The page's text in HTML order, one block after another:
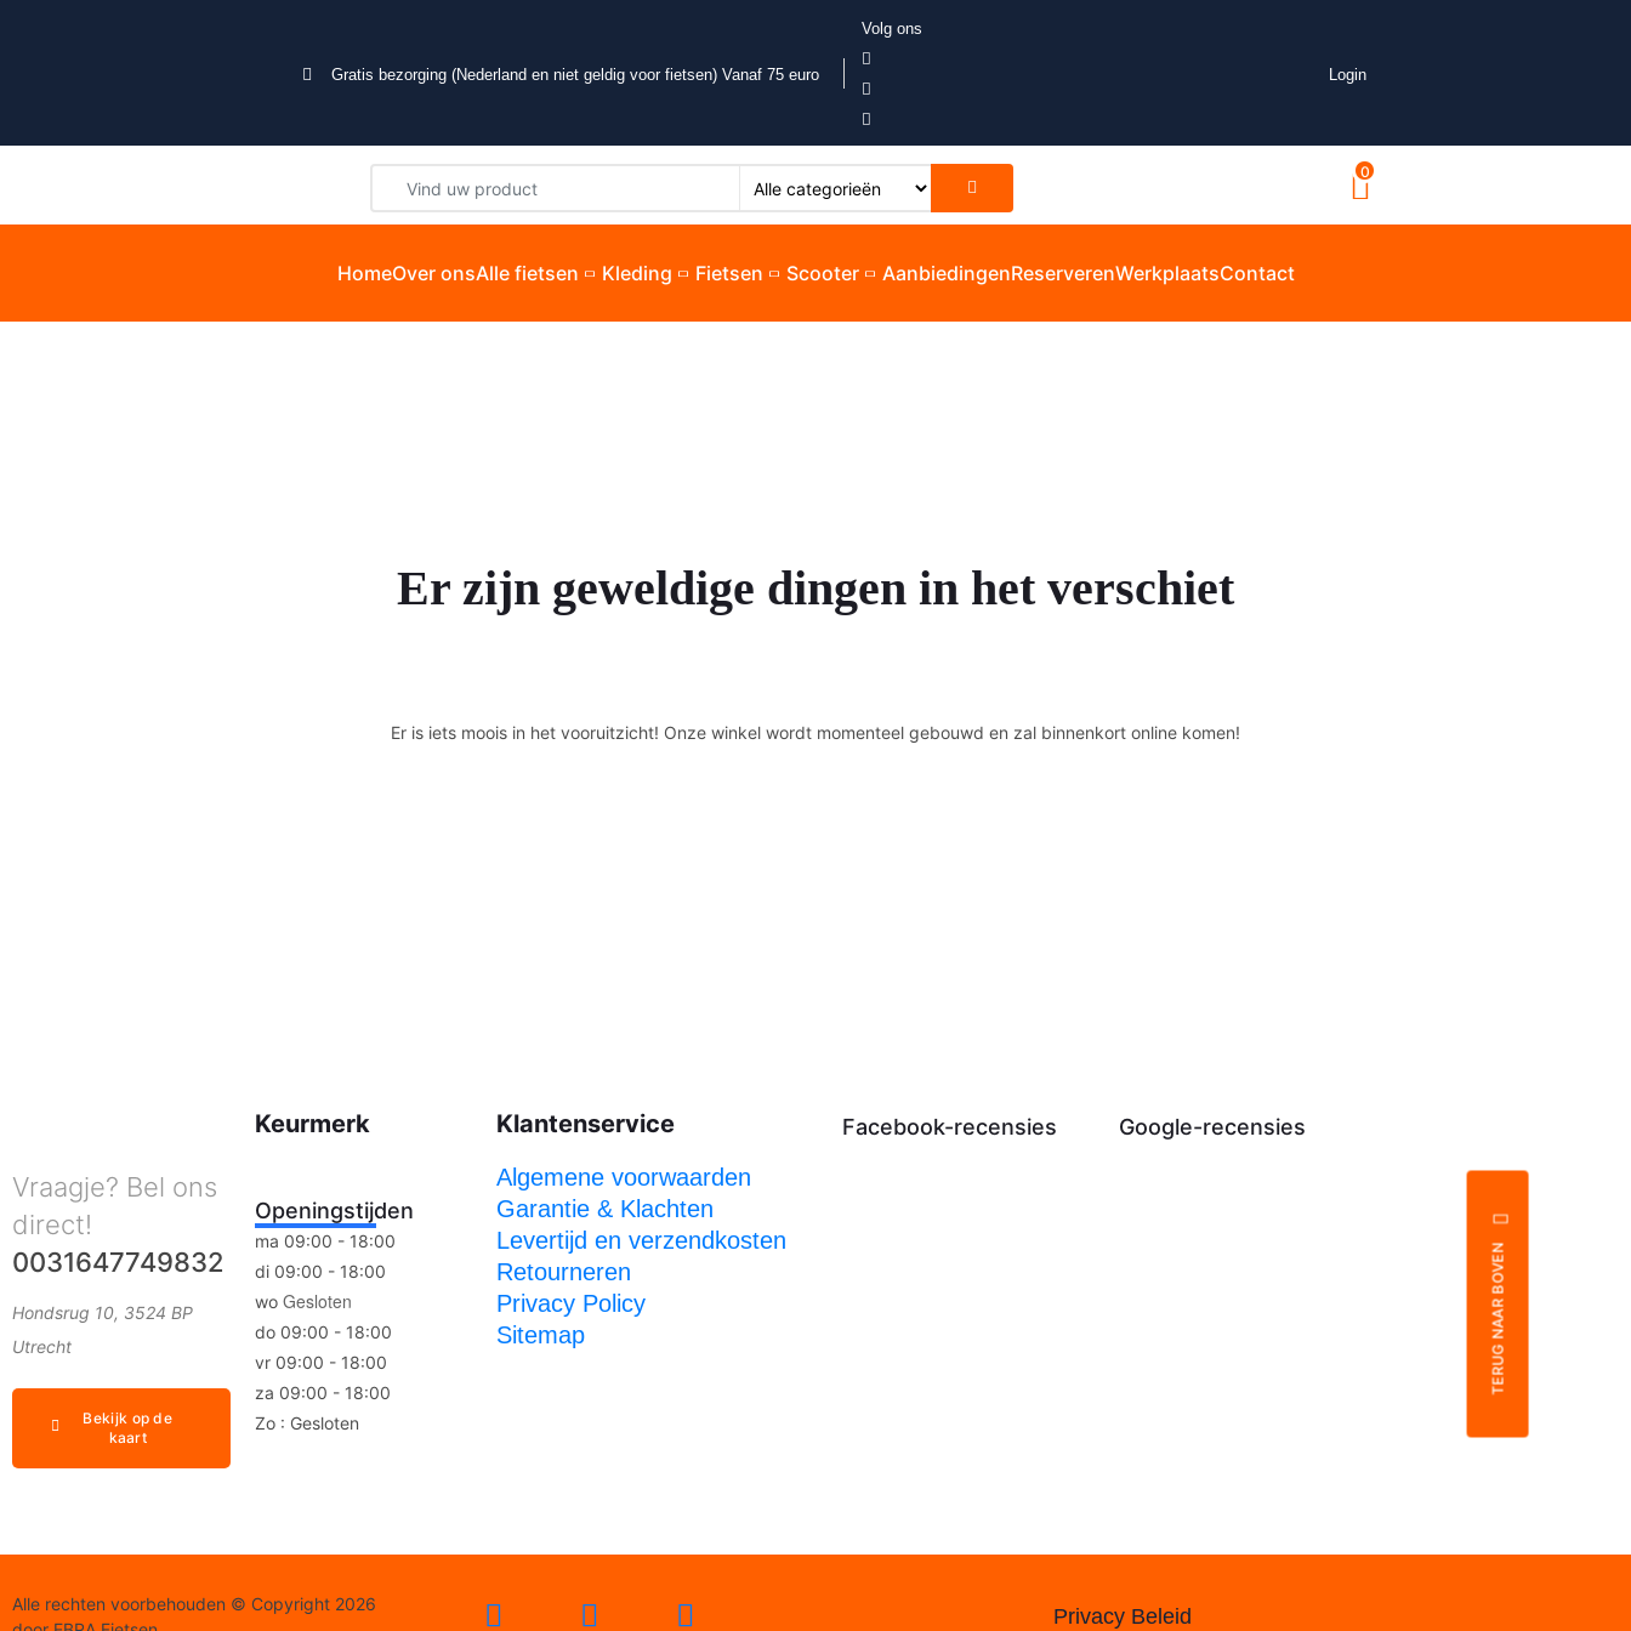
Gratis bezorging (Nederland en niet geldig voor fietsen) Vanaf 75 euro
Volg ons
Login
0
HomeOver onsAlle fietsen Kleding Fietsen Scooter AanbiedingenReserverenWerkplaatsContact
Er zijn geweldige dingen in het verschiet
Er is iets moois in het vooruitzicht! Onze winkel wordt momenteel gebouwd en zal binnenkort online komen!
Vraagje? Bel ons
direct!
0031647749832
Hondsrug 10, 3524 BP
Utrecht
Bekijk op de
kaart
Keurmerk
Openingstijden
ma 09:00 - 18:00
di 09:00 - 18:00
woGesloten
do 09:00 - 18:00
vr 09:00 - 18:00
za 09:00 - 18:00
Zo : Gesloten
Klantenservice
Algemene voorwaarden
Garantie & Klachten
Levertijd en verzendkosten
Retourneren
Privacy Policy
Sitemap
Facebook-recensies Google-recensies
TERUG NAAR BOVEN
Alle rechten voorbehouden © Copyright 2026
Privacy Beleid